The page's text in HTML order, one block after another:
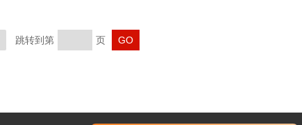
跳转到第 页